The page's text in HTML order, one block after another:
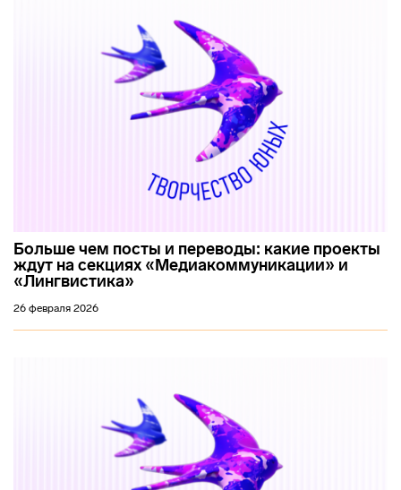
Больше чем посты и переводы: какие проекты
ждут на секциях «Медиакоммуникации» и
«Лингвистика»
26 февраля 2026